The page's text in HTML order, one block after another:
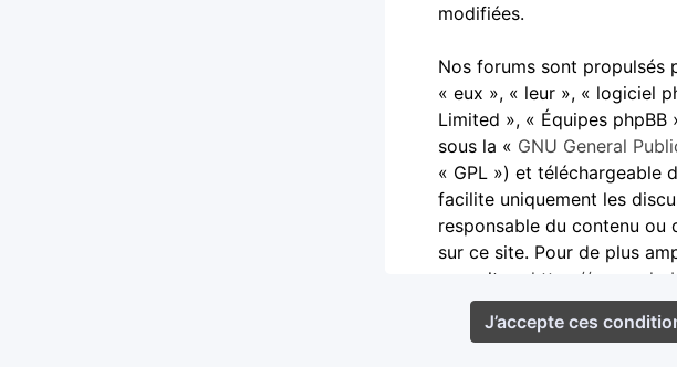
modifiées.
Nos forums sont propulsés
« eux », « leur », « logiciel
Limited », « Équipes
sous la « GNU General
« GPL ») et téléchargeable
facilite uniquement les
responsable du contenu
sur ce site. Pour de plus
consulter : https://
Vous acceptez de ne pas